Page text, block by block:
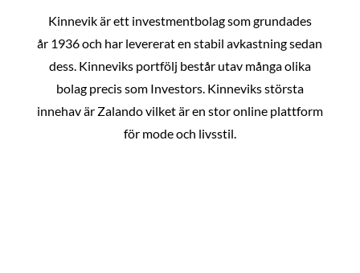
Kinnevik är ett investmentbolag som grundades
år 1936 och har levererat en stabil avkastning sedan
dess. Kinneviks portfölj består utav många olika
bolag precis som Investors. Kinneviks största
innehav är Zalando vilket är en stor online plattform
för mode och livsstil.